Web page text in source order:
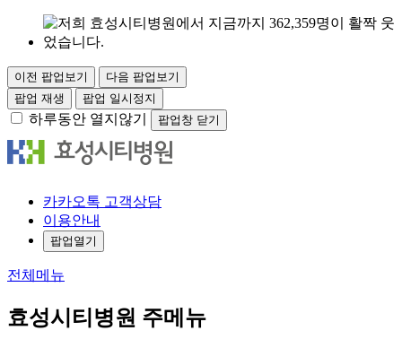
이전 팝업보기
다음 팝업보기
팝업 재생
팝업 일시정지
하루동안 열지않기 팝업창 닫기
카카오톡 고객상담
이용안내
팝업열기
전체메뉴
효성시티병원 주메뉴